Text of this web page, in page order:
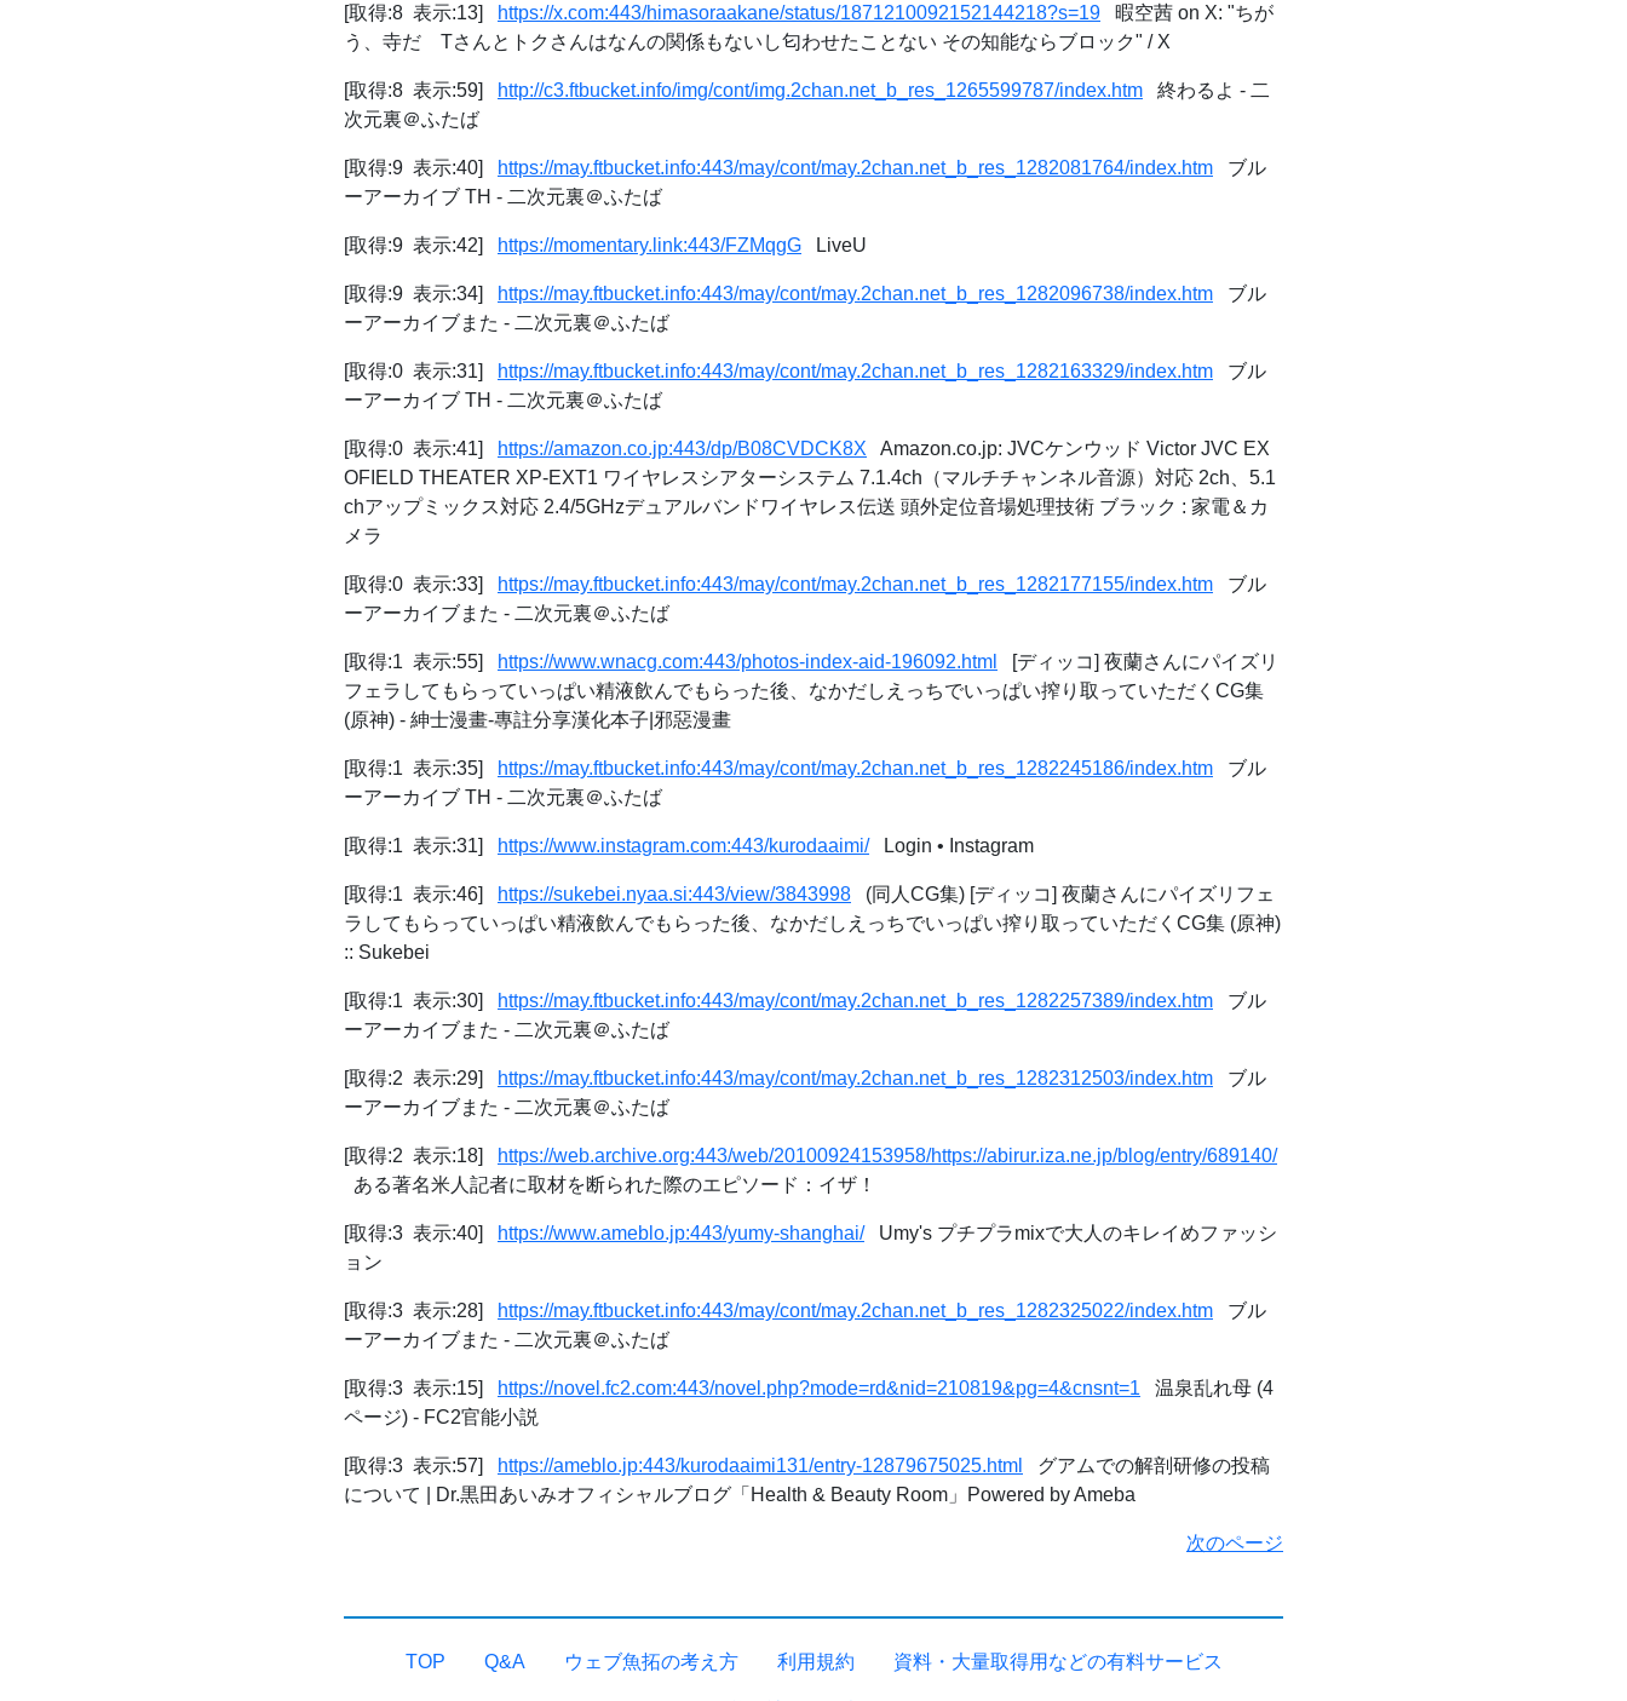
[取得:8 表示:13] https://x.com:443/himasoraakane/status/1871210092152144218?s=19 暇空茜 on X: "ちが
う、寺だ Tさんとトクさんはなんの関係もないし匂わせたことない その知能ならブロック" / X
[取得:8 表示:59] http://c3.ftbucket.info/img/cont/img.2chan.net_b_res_1265599787/index.htm 終わるよ - 二
次元裏＠ふたば
[取得:9 表示:40] https://may.ftbucket.info:443/may/cont/may.2chan.net_b_res_1282081764/index.htm ブル
ーアーカイブ TH - 二次元裏＠ふたば
[取得:9 表示:42] https://momentary.link:443/FZMqgG LiveU
[取得:9 表示:34] https://may.ftbucket.info:443/may/cont/may.2chan.net_b_res_1282096738/index.htm ブル
ーアーカイブまた - 二次元裏＠ふたば
[取得:0 表示:31] https://may.ftbucket.info:443/may/cont/may.2chan.net_b_res_1282163329/index.htm ブル
ーアーカイブ TH - 二次元裏＠ふたば
[取得:0 表示:41] https://amazon.co.jp:443/dp/B08CVDCK8X Amazon.co.jp: JVCケンウッド Victor JVC EX
OFIELD THEATER XP-EXT1 ワイヤレスシアターシステム 7.1.4ch（マルチチャンネル音源）対応 2ch、5.1
chアップミックス対応 2.4/5GHzデュアルバンドワイヤレス伝送 頭外定位音場処理技術 ブラック : 家電＆カ
メラ
[取得:0 表示:33] https://may.ftbucket.info:443/may/cont/may.2chan.net_b_res_1282177155/index.htm ブル
ーアーカイブまた - 二次元裏＠ふたば
[取得:1 表示:55] https://www.wnacg.com:443/photos-index-aid-196092.html
[ディッコ] 夜蘭さんにパイズリ
フェラしてもらっていっぱい精液飲んでもらった後、なかだしえっちでいっぱい搾り取っていただくCG集
(原神) - 紳士漫畫-專註分享漢化本子|邪惡漫畫
[取得:1 表示:35] https://may.ftbucket.info:443/may/cont/may.2chan.net_b_res_1282245186/index.htm ブル
ーアーカイブ TH - 二次元裏＠ふたば
[取得:1 表示:31] https://www.instagram.com:443/kurodaaimi/Login • Instagram
[取得:1 表示:46] https://sukebei.nyaa.si:443/view/3843998 (同人CG集) [ディッコ] 夜蘭さんにパイズリフェ
ラしてもらっていっぱい精液飲んでもらった後、なかだしえっちでいっぱい搾り取っていただくCG集 (原神)
:: Sukebei
[取得:1 表示:30] https://may.ftbucket.info:443/may/cont/may.2chan.net_b_res_1282257389/index.htm ブル
ーアーカイブまた - 二次元裏＠ふたば
[取得:2 表示:29] https://may.ftbucket.info:443/may/cont/may.2chan.net_b_res_1282312503/index.htm ブル
ーアーカイブまた - 二次元裏＠ふたば
[取得:2 表示:18]
https://web.archive.org:443/web/20100924153958/https://abirur.iza.ne.jp/blog/entry/689140/
ある著名米人記者に取材を断られた際のエピソード：イザ！
[取得:3 表示:40] https://www.ameblo.jp:443/yumy-shanghai/Umy's プチプラmixで大人のキレイめファッシ
ョン
[取得:3 表示:28] https://may.ftbucket.info:443/may/cont/may.2chan.net_b_res_1282325022/index.htm ブル
ーアーカイブまた - 二次元裏＠ふたば
[取得:3 表示:15] https://novel.fc2.com:443/novel.php?mode=rd&nid=210819&pg=4&cnsnt=1 温泉乱れ母 (4
ページ) - FC2官能小説
[取得:3 表示:57] https://ameblo.jp:443/kurodaaimi131/entry-12879675025.html
グアムでの解剖研修の投稿
について | Dr.黒田あいみオフィシャルブログ「Health & Beauty Room」Powered by Ameba
次のページ
TOP Q&A ウェブ魚拓の考え方 利用規約 資料・大量取得用などの有料サービス